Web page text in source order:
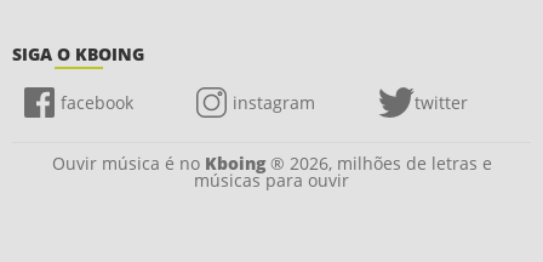
SIGA O KBOING
facebook instagram twitter
Ouvir música é no Kboing® 2026, milhões de letras e
músicas para ouvir